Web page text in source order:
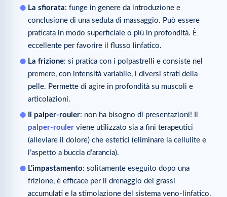
La sfiorata: funge in genere da introduzione e
conclusione di una seduta di massaggio. Può essere
praticata in modo superficiale o più in profondità. È
eccellente per favorire il flusso linfatico.
La frizione: si pratica con i polpastrelli e consiste nel
premere, con intensità variabile, i diversi strati della
pelle. Permette di agire in profondità su muscoli e
articolazioni.
Il palper-rouler: non ha bisogno di presentazioni! Il
palper-rouler viene utilizzato sia a fini terapeutici
(alleviare il dolore) che estetici (eliminare la cellulite e
l’aspetto a buccia d’arancia).
L’impastamento: solitamente eseguito dopo una
frizione, è efficace per il drenaggio dei grassi
accumulati e la stimolazione del sistema veno-linfatico.